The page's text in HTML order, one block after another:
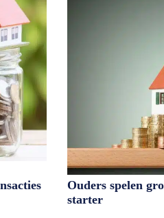
Ouders spelen
starter